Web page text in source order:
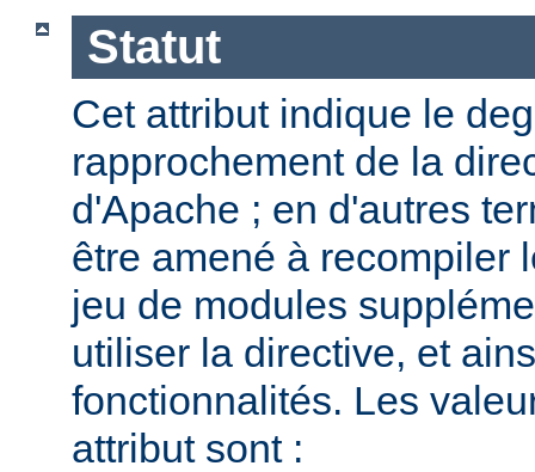
Statut
Cet attribut indique le
rapprochement de la
d'Apache ; en d'autres
être amené à recompiler
jeu de modules
utiliser la directive, et
fonctionnalités. Les
attribut sont :